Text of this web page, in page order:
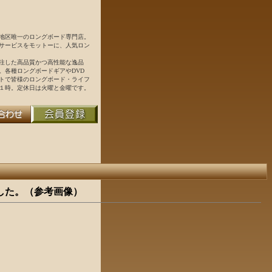
唯一のロングボード専門店。
ービスをモットーに、人気ロン
した高品質かつ高性能な逸品
各種ロングボードギアやDVD
で皆様のロングボード・ライフ
。定休日は火曜と金曜です。
。（参考画像）